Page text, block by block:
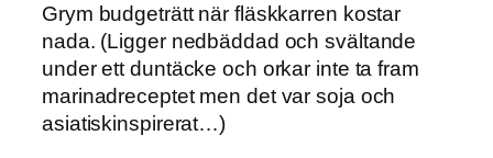
Grym budgeträtt när fläskkarren kostar
nada. (Ligger nedbäddad och svältande
under ett duntäcke och orkar inte ta fram
marinadreceptet men det var soja och
asiatiskinspirerat…)